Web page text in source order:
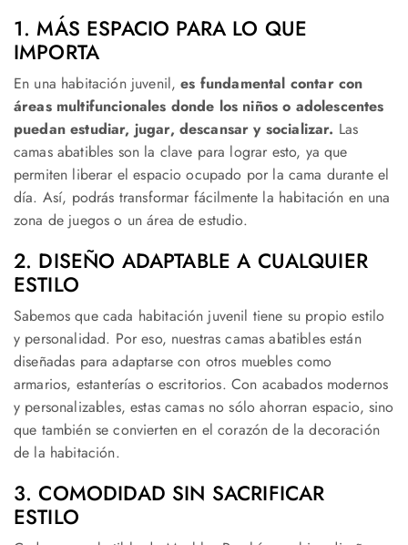
1. MÁS ESPACIO PARA LO QUE
IMPORTA
En una habitación juvenil,es fundamental contar con
áreas multifuncionales donde los niños o adolescentes
puedan estudiar, jugar, descansar y socializar. Las
camas abatibles son la clave para lograr esto, ya que
permiten liberar el espacio ocupado por la cama durante el
día. Así, podrás transformar fácilmente la habitación en una
zona de juegos o un área de estudio.
2. DISEÑO ADAPTABLE A CUALQUIER
ESTILO
Sabemos que cada habitación juvenil tiene su propio estilo
y personalidad. Por eso, nuestras camas abatibles están
diseñadas para adaptarse con otros muebles como
armarios, estanterías o escritorios. Con acabados modernos
y personalizables, estas camas no sólo ahorran espacio, sino
que también se convierten en el corazón de la decoración
de la habitación.
3. COMODIDAD SIN SACRIFICAR
ESTILO